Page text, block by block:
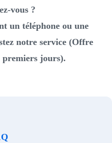
vous ?
un téléphone ou une
notre service (Offre
premiers jours).